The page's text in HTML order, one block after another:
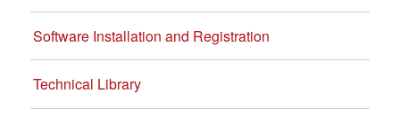
Software Installation and Registration
Technical Library